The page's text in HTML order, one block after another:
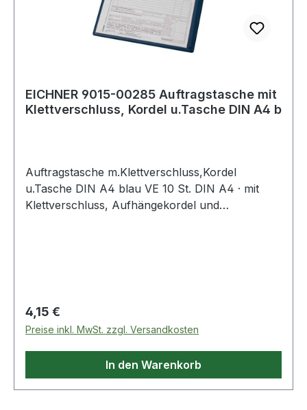
EICHNER 9015-00285 Auftragstasche mit
Klettverschluss, Kordel u.Tasche DIN A4 b
Auftragstasche m.Klettverschluss,Kordel
u.Tasche DIN A4 blau VE 10 St. DIN A4 · mit
Klettverschluss, Aufhängekordel und
Regulärer Preis:
4,15 €
Preise inkl. MwSt. zzgl. Versandkosten
In den Warenkorb